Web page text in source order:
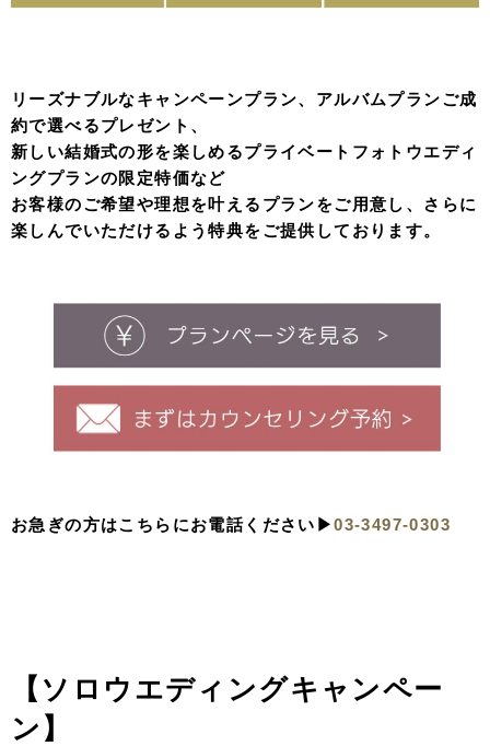
リーズナブルなキャンペーンプラン、アルバムプランご成
約で選べるプレゼント、
新しい結婚式の形を楽しめるプライベートフォトウエディ
ングプランの限定特価など
お客様のご希望や理想を叶えるプランをご用意し、さらに
楽しんでいただけるよう特典をご提供しております。
お急ぎの方はこちらにお電話ください▶︎03-3497-0303
【ソロウエディングキャンペー
ン】